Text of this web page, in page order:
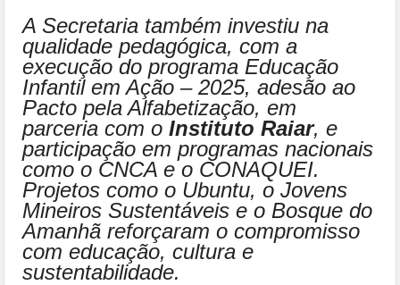
A Secretaria também investiu na
qualidade pedagógica, com a
execução do programa Educação
Infantil em Ação – 2025, adesão ao
Pacto pela Alfabetização, em
parceria com oInstituto Raiar, e
participação em programas nacionais
como o CNCA e o CONAQUEI.
Projetos como o Ubuntu, o Jovens
Mineiros Sustentáveis e o Bosque do
Amanhã reforçaram o compromisso
com educação, cultura e
sustentabilidade.